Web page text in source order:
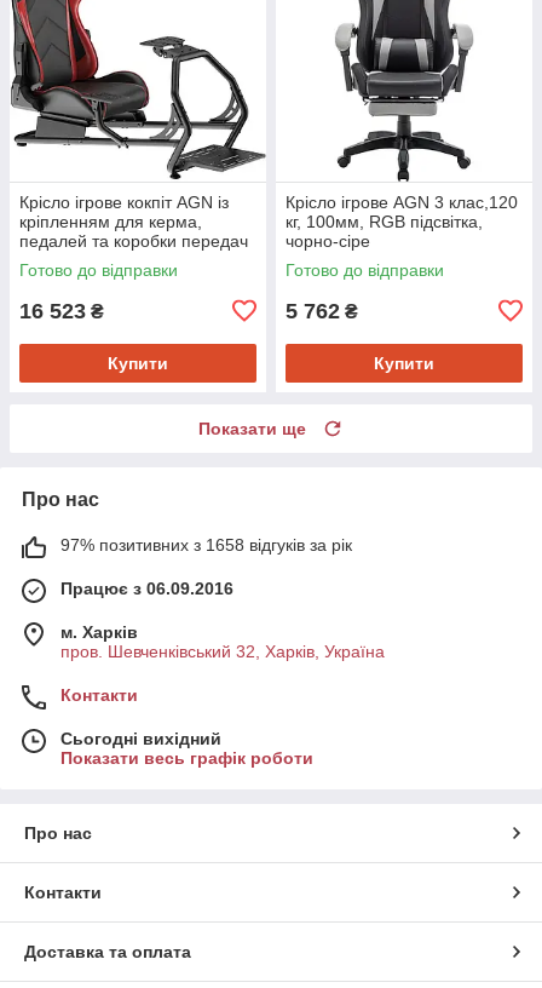
Крісло ігрове кокпіт AGN із
кріпленням для керма,
педалей та коробки передач
чорне
Готово до відправки
16 523 ₴
Купити
Крісло ігрове AGN 3 клас,120
кг, 100мм, RGB підсвітка,
чорно-сіре
Готово до відправки
5 762 ₴
Купити
Показати ще
Про нас
97% позитивних з 1658 відгуків за рік
Працює з 06.09.2016
м. Харків
пров. Шевченківський 32, Харків, Україна
Контакти
Сьогодні вихідний
Показати весь графік роботи
Про нас
Контакти
Доставка та оплата